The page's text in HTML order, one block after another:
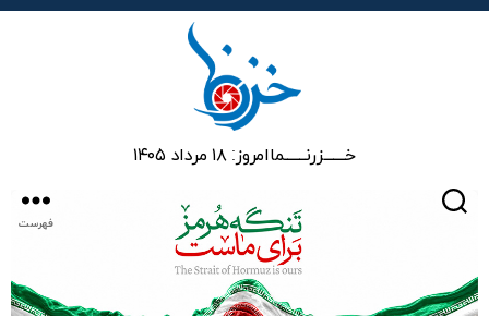
خـــــــزرنـــــــماامروز: ۱۸ مرداد ۱۴۰۵
فهرست